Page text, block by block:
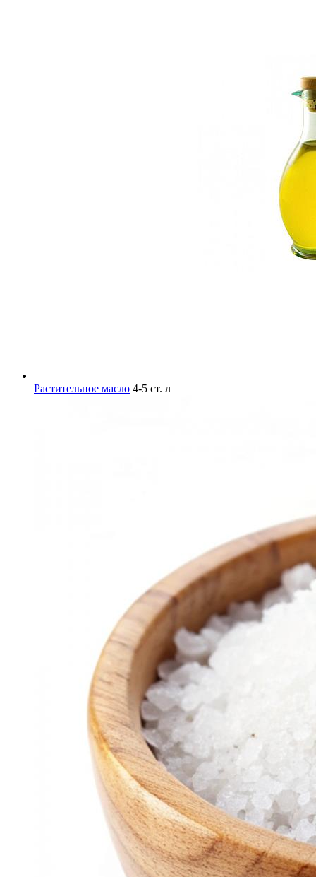
Растительное масло 4-5 ст. л